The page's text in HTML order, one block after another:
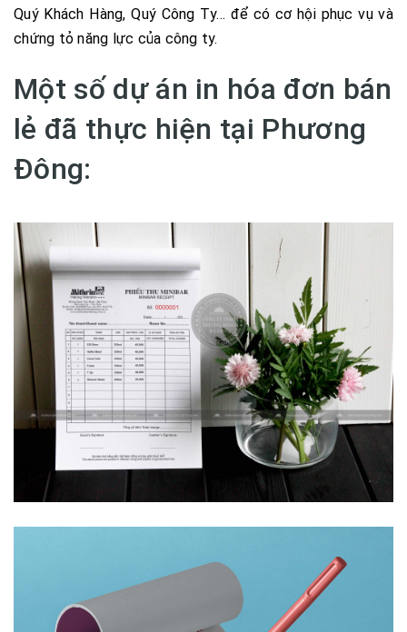
Quý Khách Hàng, Quý Công Ty… để có cơ hội phục vụ và
chứng tỏ năng lực của công ty.
Một số dự án in hóa đơn bán
lẻ đã thực hiện tại Phương
Đông: